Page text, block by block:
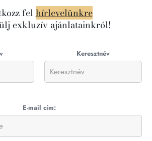
felhírlevelünkre
exkluzív ajánlatainkról!
Keresztnév
E-mail cím: